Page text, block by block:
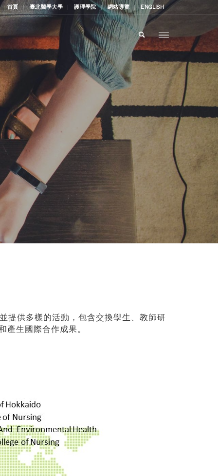
首頁 臺北醫學大學 護理學院 網站導覽 ENGLISH
提供多樣的活動，包含交換學生、教師研
產生國際合作成果。